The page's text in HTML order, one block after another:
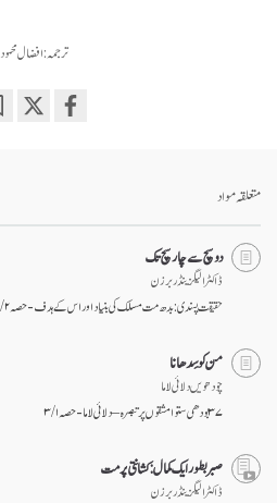
ترجمہ: افضال محمود
متعلقہ مواد
دوسچ سے چار سچ تک
ڈاکٹر الیگزینڈر برزن
حقیقت پسندی: بدھ مت مسلک کی بنیاد اور اس کے ہدف - حصہ ۲ / ۳
من کو سِدھانا
چودھویں دلائی لاما
۳۷ بودھی ستوا مشقوں پر تبصرہ – دلائی لاما - حصہ ۱ / ۳
صبر بطور ایک کمال: کشانتی پرمت
ڈاکٹر الیگزینڈر برزن